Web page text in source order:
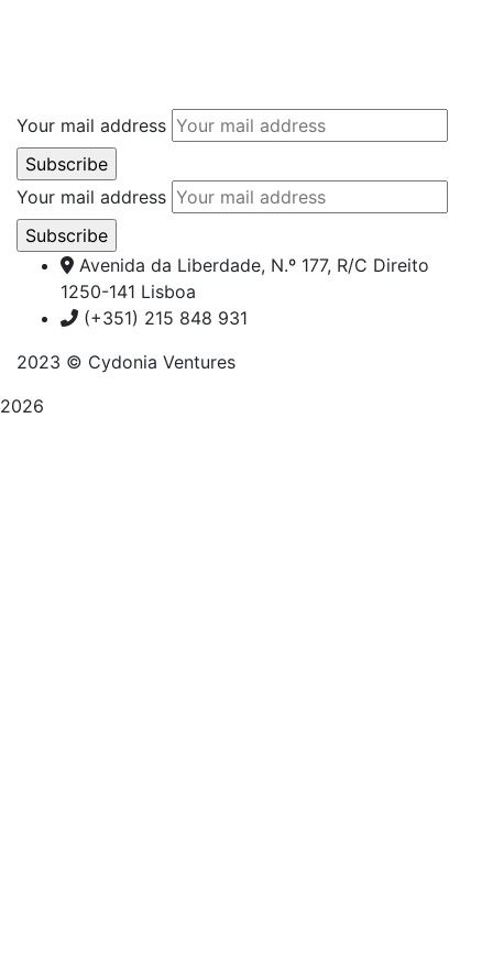
Your mail address
Your mail address
Avenida da Liberdade, N.º 177, R/C Direito
1250-141 Lisboa
(+351) 215 848 931
2023 © Cydonia Ventures
2026